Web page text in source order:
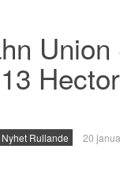
Nyhet Rullande
20